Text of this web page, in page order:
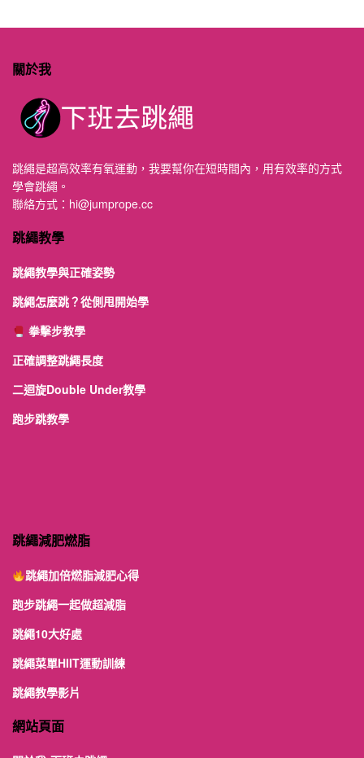
關於我
跳繩是超高效率有氧運動，我要幫你在短時間內，用有效率的方式
學會跳繩。
聯絡方式： hi@jumprope.cc
跳繩教學
跳繩教學與正確姿勢
跳繩怎麼跳？從側甩開始學
拳擊步教學
正確調整跳繩長度
二迴旋Double Under教學
跑步跳教學
跳繩減肥燃脂
跳繩加倍燃脂減肥心得
跑步跳繩一起做超減脂
跳繩10大好處
跳繩菜單HIIT運動訓練
跳繩教學影片
網站頁面